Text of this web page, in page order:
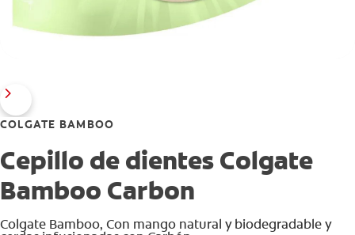
COLGATE BAMBOO
Cepillo de dientes Colgate
Bamboo Carbon
Colgate Bamboo, Con mango natural y biodegradable y